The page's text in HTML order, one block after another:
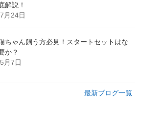
解説！
月24日
ちゃん飼う方必見！スタートセットはな
か？
月7日
最新ブログ一覧